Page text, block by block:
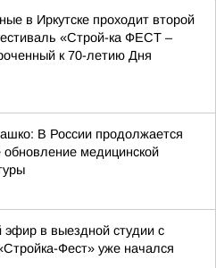
в Иркутске проходит второй
«Строй-ка ФЕСТ –
к 70-летию Дня
В России продолжается
медицинской
в выездной студии с
Фест» уже начался